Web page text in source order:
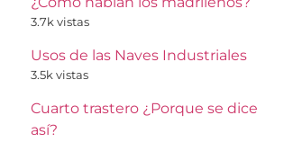
3.7k vistas
Usos de las Naves Industriales
3.5k vistas
Cuarto trastero ¿Porque se dice
así?